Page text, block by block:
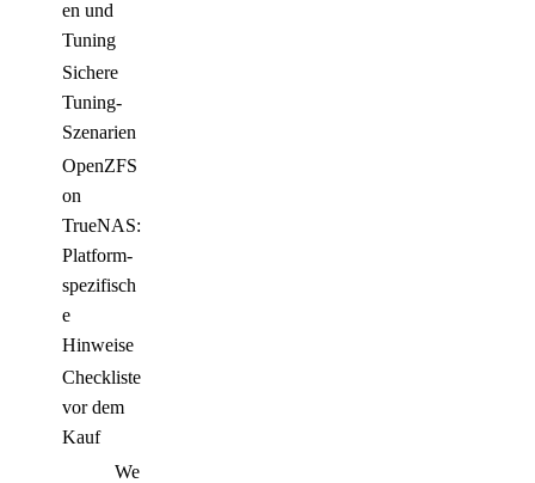
en und
Tuning
Sichere
Tuning-
Szenarien
OpenZFS
on
TrueNAS:
Platform-
spezifisch
e
Hinweise
Checkliste
vor dem
Kauf
We